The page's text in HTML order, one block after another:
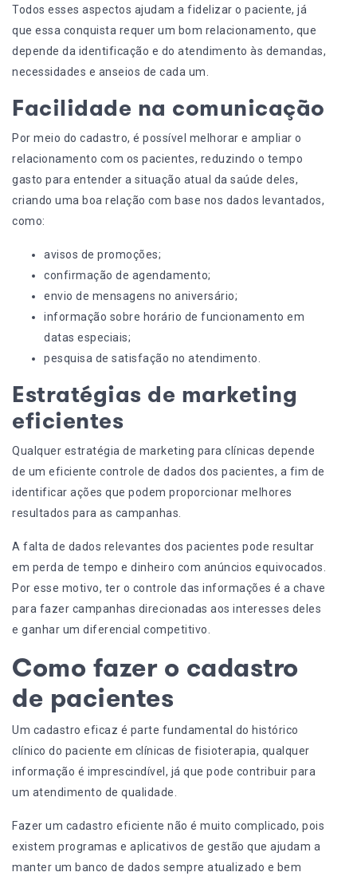
Todos esses aspectos ajudam a fidelizar o paciente, já
que essa conquista requer um bom relacionamento, que
depende da identificação e do atendimento às demandas,
necessidades e anseios de cada um.
Facilidade na comunicação
Por meio do cadastro, é possível melhorar e ampliar o
relacionamento com os pacientes, reduzindo o tempo
gasto para entender a situação atual da saúde deles,
criando uma boa relação com base nos dados levantados,
como:
avisos de promoções;
confirmação de agendamento;
envio de mensagens no aniversário;
informação sobre horário de funcionamento em
datas especiais;
pesquisa de satisfação no atendimento.
Estratégias de marketing
eficientes
Qualquer estratégia de marketing para clínicas depende
de um eficiente controle de dados dos pacientes, a fim de
identificar ações que podem proporcionar melhores
resultados para as campanhas.
A falta de dados relevantes dos pacientes pode resultar
em perda de tempo e dinheiro com anúncios equivocados.
Por esse motivo, ter o controle das informações é a chave
para fazer campanhas direcionadas aos interesses deles
e ganhar um diferencial competitivo.
Como fazer o cadastro
de pacientes
Um cadastro eficaz é parte fundamental do histórico
clínico do paciente em clínicas de fisioterapia, qualquer
informação é imprescindível, já que pode contribuir para
um atendimento de qualidade.
Fazer um cadastro eficiente não é muito complicado, pois
existem programas e aplicativos de gestão que ajudam a
manter um banco de dados sempre atualizado e bem